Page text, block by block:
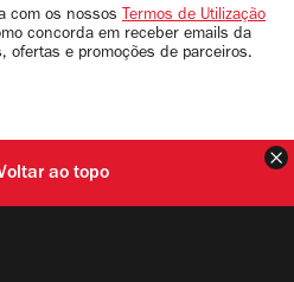
com os nossos Termos de Utilização
concorda em receber emails da
ofertas e promoções de parceiros.
ao topo